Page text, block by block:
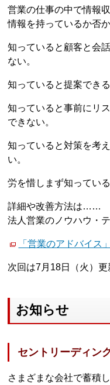
営業の仕事の中で情報
情報を持っているか否
知っていると顧客と会
ない。
知っていると提案でき
知っていると事前にリ
できない。
知っていると対策を考
い。
労を惜しまず知ってい
詳細や改善方法は……
法人営業のノウハウ・
「営業のアドバイス
次回は7月18日（火）更
お知らせ
セントリーディン
さまざまな会社で蓄積